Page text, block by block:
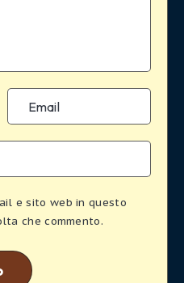
e sito web in questo
che commento.